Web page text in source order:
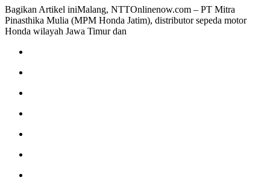
Bagikan Artikel iniMalang, NTTOnlinenow.com – PT Mitra
Pinasthika Mulia (MPM Honda Jatim), distributor sepeda motor
Honda wilayah Jawa Timur dan